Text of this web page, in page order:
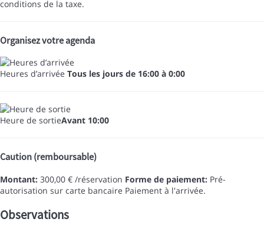
conditions de la taxe.
Organisez votre agenda
Heures d’arrivée Tous les jours de 16:00 à 0:00
Heure de sortieAvant 10:00
Caution (remboursable)
Montant: 300,00 € /réservation Forme de paiement: Pré-
autorisation sur carte bancaire Paiement à l'arrivée.
Observations